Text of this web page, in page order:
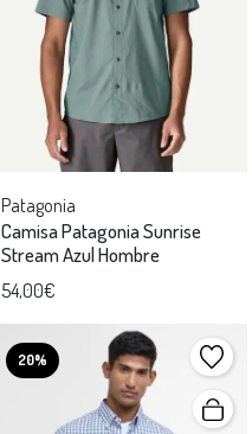
Patagonia
Camisa Patagonia Sunrise
Stream Azul Hombre
54,00€
20%